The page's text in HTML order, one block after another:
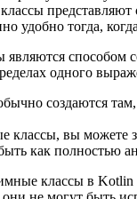
представляют
удобно тогда,
способом
одного
создаются
классы, вы можете
как полностью
классы в Kotlin